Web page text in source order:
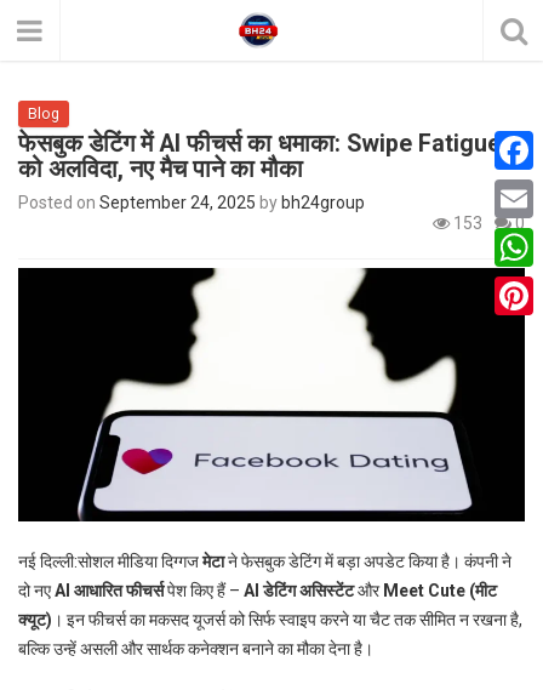
Blog
फेसबुक डेटिंग में AI फीचर्स का धमाका: Swipe Fatigue
को अलविदा, नए मैच पाने का मौका
Posted on September 24, 2025 by bh24group
153
0
नई दिल्ली:सोशल मीडिया दिग्गजमेटाने फेसबुक डेटिंग में बड़ा अपडेट किया है। कंपनी ने
दो नएAI आधारित फीचर्सपेश किए हैं – AI डेटिंग असिस्टेंटऔर Meet Cute (मीट
क्यूट) । इन फीचर्स का मकसद यूजर्स को सिर्फ स्वाइप करने या चैट तक सीमित न रखना है,
बल्कि उन्हें असली और सार्थक कनेक्शन बनाने का मौका देना है।
F
a
c
e
E
m
a
W
p
p
e